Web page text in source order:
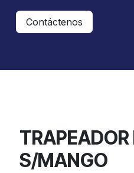
Contáctenos
S/MANGO